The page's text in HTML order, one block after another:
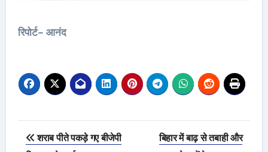
रिपोर्ट- आनंद
Post
शराब पीते पकड़े गए बीजेपी
बिहार में बाढ़ से तबाही और